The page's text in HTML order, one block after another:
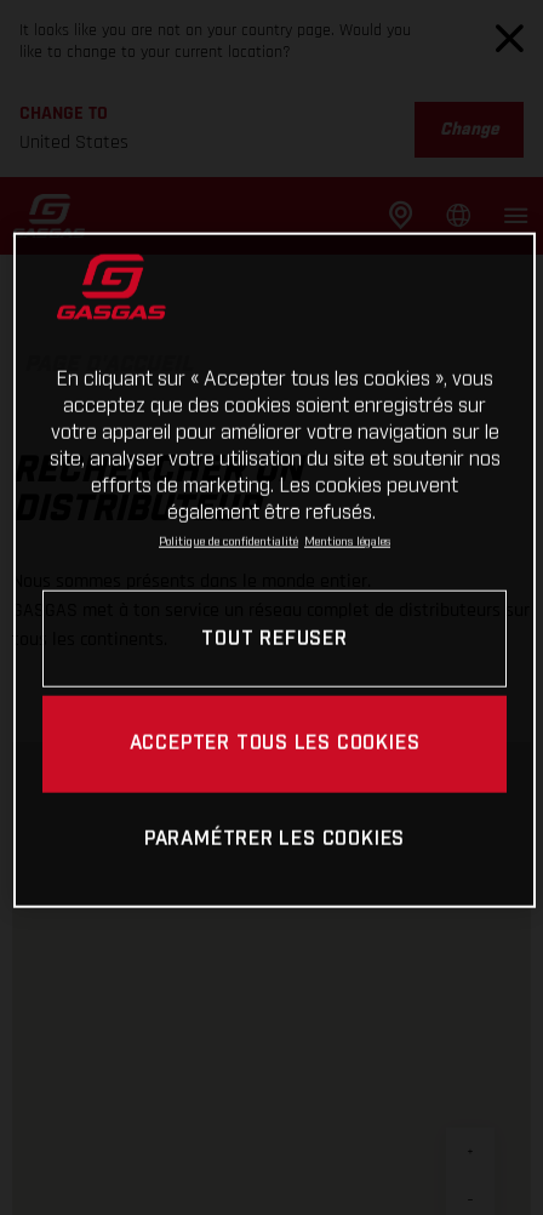
It looks like you are not on your country page. Would you
like to change to your current location?
CHANGE TO
United States
Change
PAGE D'ACCUEIL
RECHERCHER UN
DISTRIBUTEUR
En cliquant sur « Accepter tous les cookies », vous
acceptez que des cookies soient enregistrés sur
votre appareil pour améliorer votre navigation sur le
site, analyser votre utilisation du site et soutenir nos
efforts de marketing. Les cookies peuvent
également être refusés.
Politique de confidentialité Mentions légales
TOUT REFUSER
ACCEPTER TOUS LES COOKIES
PARAMÉTRER LES COOKIES